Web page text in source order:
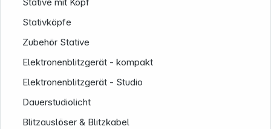
Stativköpfe
Zubehör Stative
Elektronenblitzgerät - kompakt
Elektronenblitzgerät - Studio
Dauerstudiolicht
Blitzauslöser & Blitzkabel